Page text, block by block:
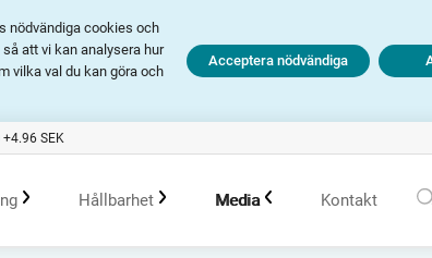
nödvändiga cookies och
att vi kan analysera hur
vilka val du kan göra och
Acceptera nödvändiga
+4.96 SEK
Hållbarhet Media Kontakt